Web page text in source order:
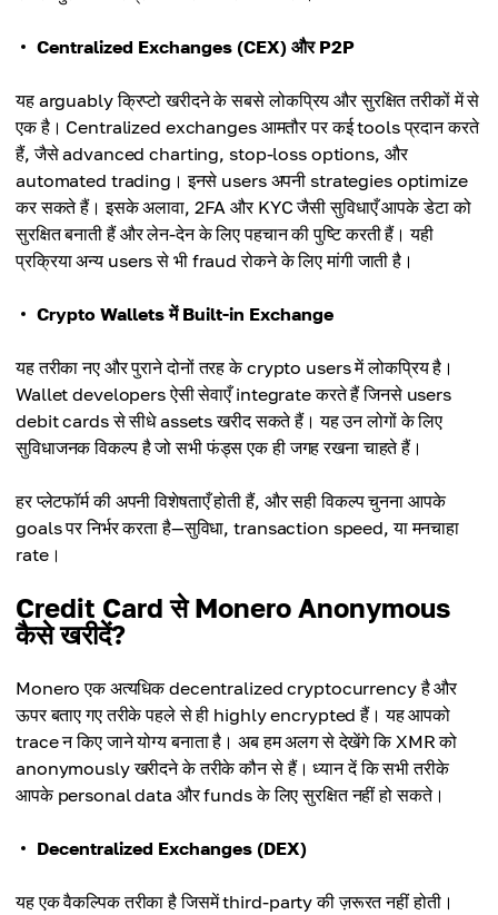
Centralized Exchanges (CEX) और P2P
यह arguably क्रिप्टो खरीदने के सबसे लोकप्रिय और सुरक्षित तरीकों में से
एक है। Centralized exchanges आमतौर पर कई tools प्रदान करते
हैं, जैसे advanced charting, stop-loss options, और
automated trading। इनसे users अपनी strategies optimize
कर सकते हैं। इसके अलावा, 2FA और KYC जैसी सुविधाएँ आपके डेटा को
सुरक्षित बनाती हैं और लेन-देन के लिए पहचान की पुष्टि करती हैं। यही
प्रक्रिया अन्य users से भी fraud रोकने के लिए मांगी जाती है।
Crypto Wallets में Built-in Exchange
यह तरीका नए और पुराने दोनों तरह के crypto users में लोकप्रिय है।
Wallet developers ऐसी सेवाएँ integrate करते हैं जिनसे users
debit cards से सीधे assets खरीद सकते हैं। यह उन लोगों के लिए
सुविधाजनक विकल्प है जो सभी फंड्स एक ही जगह रखना चाहते हैं।
हर प्लेटफॉर्म की अपनी विशेषताएँ होती हैं, और सही विकल्प चुनना आपके
goals पर निर्भर करता है—सुविधा, transaction speed, या मनचाहा
rate।
Credit Card से Monero Anonymous
कैसे खरीदें?
Monero एक अत्यधिक decentralized cryptocurrency है और
ऊपर बताए गए तरीके पहले से ही highly encrypted हैं। यह आपको
trace न किए जाने योग्य बनाता है। अब हम अलग से देखेंगे कि XMR को
anonymously खरीदने के तरीके कौन से हैं। ध्यान दें कि सभी तरीके
आपके personal data और funds के लिए सुरक्षित नहीं हो सकते।
Decentralized Exchanges (DEX)
यह एक वैकल्पिक तरीका है जिसमें third-party की ज़रूरत नहीं होती।